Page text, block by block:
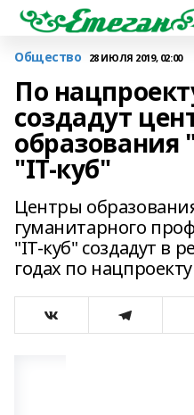
Общество 28 ИЮЛЯ 2019, 02:00
По
создадут
образования
"IT-куб"
Центры
гуманитарного
"IT-куб" создадут в
годах по